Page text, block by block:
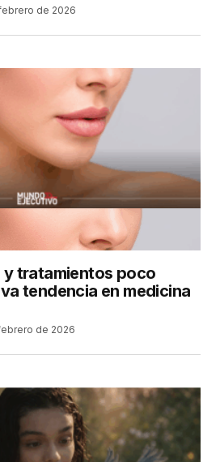
de 2026
y tratamientos poco
tendencia en medicina
de 2026